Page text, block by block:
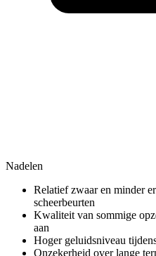
Nadelen
Relatief zwaar en minder
scheerbeurten
Kwaliteit van sommige
aan
Hoger geluidsniveau
Onzekerheid over lange